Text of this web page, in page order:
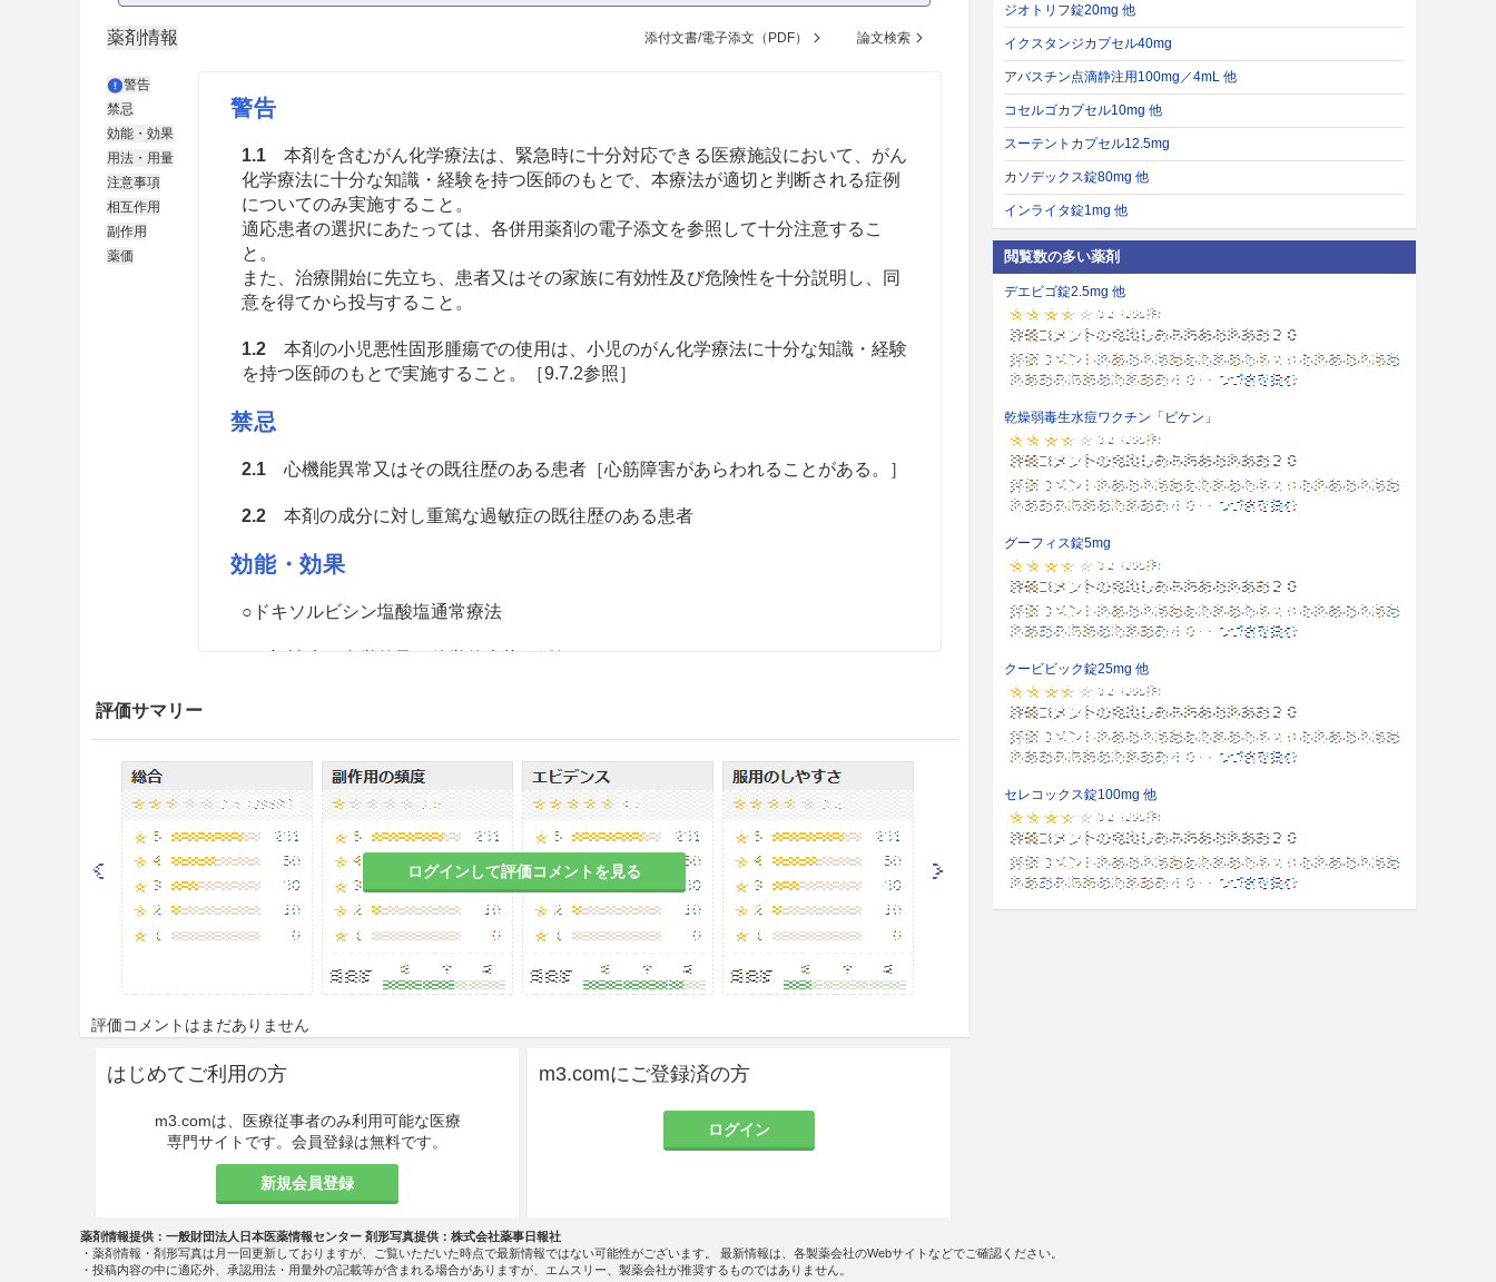
薬剤情報 添付文書/電子添文（PDF） 論文検索
警告
禁忌
効能・効果
用法・用量
注意事項
相互作用
副作用
薬価
警告
1.1本剤を含むがん化学療法は、緊急時に十分対応できる医療施設において、がん
化学療法に十分な知識・経験を持つ医師のもとで、本療法が適切と判断される症例
についてのみ実施すること。
適応患者の選択にあたっては、各併用薬剤の電子添文を参照して十分注意するこ
と。
また、治療開始に先立ち、患者又はその家族に有効性及び危険性を十分説明し、同
意を得てから投与すること。
1.2本剤の小児悪性固形腫瘍での使用は、小児のがん化学療法に十分な知識・経験
を持つ医師のもとで実施すること。［9.7.2参照］
禁忌
2.1心機能異常又はその既往歴のある患者［心筋障害があらわれることがある。］
2.2本剤の成分に対し重篤な過敏症の既往歴のある患者
効能・効果
○ドキソルビシン塩酸塩通常療法
消化器癌（胃癌、胆のう・胆管癌、膵臓癌、肝癌、結腸癌、直腸癌等）
乳癌
膀胱腫瘍
骨肉腫
以下の悪性腫瘍に対する他の抗悪性腫瘍剤との併用療法
乳癌（手術可能例における術前、あるいは術後化学療法）
子宮体癌（術後化学療法、転移・再発時化学療法）
悪性骨・軟部腫瘍
悪性骨腫瘍
小児悪性固形腫瘍（ユーイング肉腫ファミリー腫瘍、横紋筋肉腫、神経芽腫、網
評価サマリー
ログインして評価コメントを見る
評価コメントはまだありません
はじめてご利用の方
m3.comは、医療従事者のみ利用可能な医療
専門サイトです。会員登録は無料です。
新規会員登録
m3.comにご登録済の方
ログイン
ジオトリフ錠20mg 他
イクスタンジカプセル40mg
アバスチン点滴静注用100mg／4mL 他
コセルゴカプセル10mg 他
スーテントカプセル12.5mg
カソデックス錠80mg 他
インライタ錠1mg 他
閲覧数の多い薬剤
デエビゴ錠2.5mg 他
乾燥弱毒生水痘ワクチン「ビケン」
グーフィス錠5mg
クービビック錠25mg 他
セレコックス錠100mg 他
薬剤情報提供：一般財団法人日本医薬情報センター 剤形写真提供：株式会社薬事日報社
・薬剤情報・剤形写真は月一回更新しておりますが、ご覧いただいた時点で最新情報ではない可能性がございます。 最新情報は、各製薬会社のWebサイトなどでご確認ください。
・投稿内容の中に適応外、承認用法・用量外の記載等が含まれる場合がありますが、エムスリー、製薬会社が推奨するものではありません。